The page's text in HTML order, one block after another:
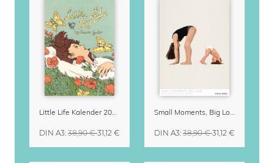
Little Life Kalender 2027 von Simone Goder
DIN A3: 38,90 €31,12 €
Small Moments, Big Love – Mutterschaftskalender von Giselle Dekel
DIN A3: 38,90 €31,12 €